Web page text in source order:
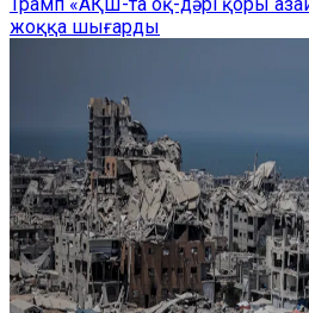
жоққа шығарды